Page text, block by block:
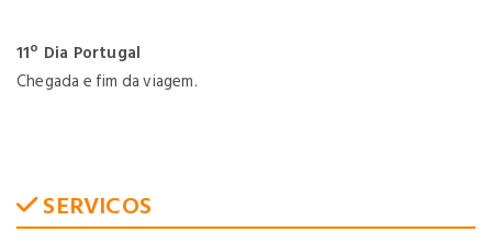
11º Dia Portugal
Chegada e fim da viagem.
SERVICOS